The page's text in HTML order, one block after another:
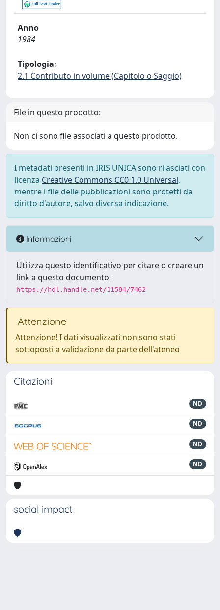
Anno
1984
Tipologia:
2.1 Contributo in volume (Capitolo o Saggio)
File in questo prodotto:
Non ci sono file associati a questo prodotto.
I metadati presenti in IRIS UNICA sono rilasciati con
licenza Creative Commons CC0 1.0 Universal,
mentre i file delle pubblicazioni sono protetti da
diritto d'autore, salvo diversa indicazione.
Informazioni
Utilizza questo identificativo per citare o creare un
link a questo documento:
https://hdl.handle.net/11584/7462
Attenzione
Attenzione! I dati visualizzati non sono stati
sottoposti a validazione da parte dell'ateneo
Citazioni
ND
ND
ND
ND
social impact